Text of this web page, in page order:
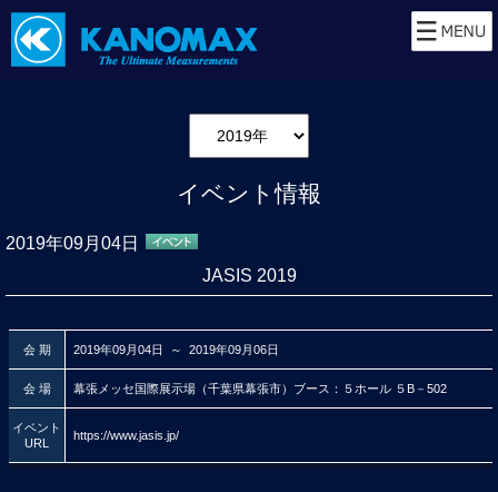
イベント情報
2019年09月04日
JASIS 2019
会 期 2019年09月04日 ～ 2019年09月06日
会 場 幕張メッセ国際展示場（千葉県幕張市）ブース：５ホール ５B－502
イベント
URL
https://www.jasis.jp/